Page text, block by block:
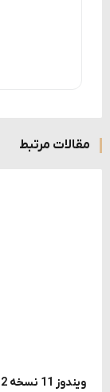
مقالات مرتبط
ویندوز 11 نسخه 26H2؛ آپدیتی کوچک با قابلیت‌های کاربردی بزرگ